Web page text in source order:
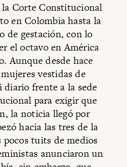
la Corte Constitucional
en Colombia hasta la
de gestación, con lo
el octavo en América
Aunque desde hace
vestidas de
diario frente a la sede
para exigir que
la noticia llegó por
hacia las tres de la
tuits de medios
anunciaron un